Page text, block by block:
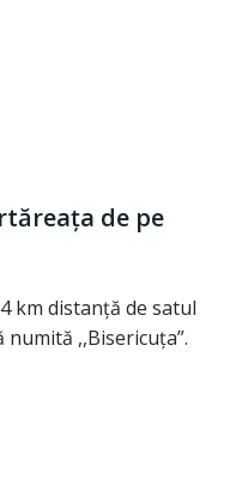
de pe
km distanță de satul
,,Bisericuța”.